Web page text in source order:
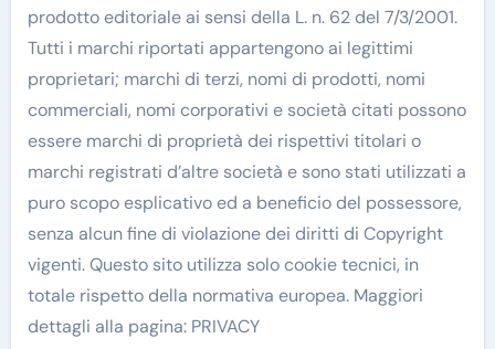
prodotto editoriale ai sensi della L. n. 62 del 7/3/2001.
Tutti i marchi riportati appartengono ai legittimi
proprietari; marchi di terzi, nomi di prodotti, nomi
commerciali, nomi corporativi e società citati possono
essere marchi di proprietà dei rispettivi titolari o
marchi registrati d’altre società e sono stati utilizzati a
puro scopo esplicativo ed a beneficio del possessore,
senza alcun fine di violazione dei diritti di Copyright
vigenti. Questo sito utilizza solo cookie tecnici, in
totale rispetto della normativa europea. Maggiori
dettagli alla pagina: PRIVACY